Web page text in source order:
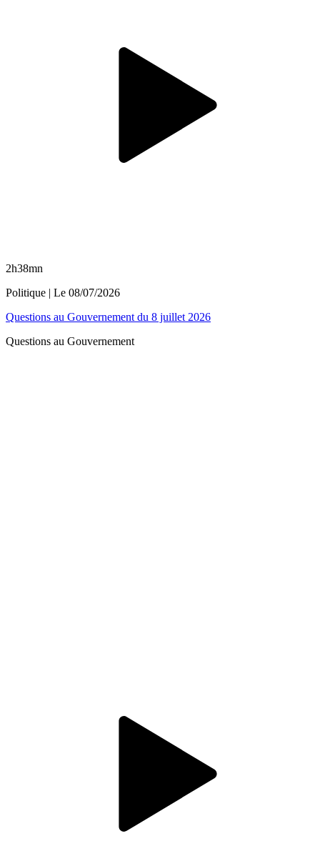
2h38mn
Politique | Le 08/07/2026
Questions au Gouvernement du 8 juillet 2026
Questions au Gouvernement